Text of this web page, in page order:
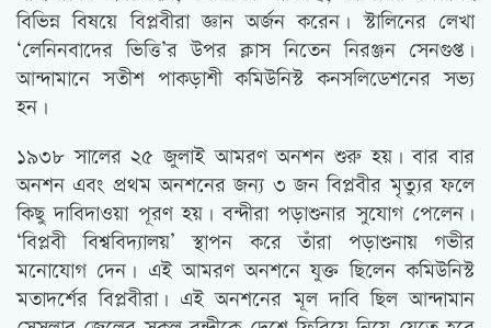
বিভিন্ন বিষয়ে বিপ্লবীরা জ্ঞান অর্জন করেন। স্টালিনের লেখা
‘লেনিনবাদের ভিত্তি’র উপর ক্লাস নিতেন নিরঞ্জন সেনগুপ্ত।
আন্দামানে সতীশ পাকড়াশী কমিউনিস্ট কনসলিডেশনের সভ্য
হন।
১৯৩৮ সালের ২৫ জুলাই আমরণ অনশন শুরু হয়। বার বার
অনশন এবং প্রথম অনশনের জন্য ৩ জন বিপ্লবীর মৃত্যুর ফলে
কিছু দাবিদাওয়া পূরণ হয়। বন্দীরা পড়াশুনার সুযোগ পেলেন।
‘বিপ্লবী বিশ্ববিদ্যালয়’ স্থাপন করে তাঁরা পড়াশুনায় গভীর
মনোযোগ দেন। এই আমরণ অনশনে যুক্ত ছিলেন কমিউনিস্ট
মতাদর্শের বিপ্লবীরা। এই অনশনের মূল দাবি ছিল আন্দামান